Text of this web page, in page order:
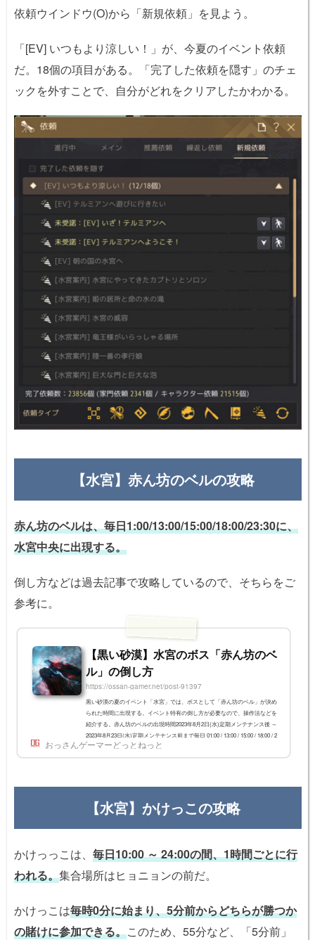
依頼ウインドウ(O)から「新規依頼」を見よう。
「[EV] いつもより涼しい！」が、今夏のイベント依頼
だ。18個の項目がある。「完了した依頼を隠す」のチェ
ックを外すことで、自分がどれをクリアしたかわかる。
【水宮】赤ん坊のベルの攻略
赤ん坊のベルは、毎日1:00/13:00/15:00/18:00/23:30に、
水宮中央に出現する。
倒し方などは過去記事で攻略しているので、そちらをご
参考に。
【黒い砂漠】水宮のボス「赤ん坊のベ
ル」の倒し方
https://ossan-gamer.net/post-91397
黒い砂漠の夏のイベント「水宮」では、ボスとして「赤ん坊のベル」が決め
られた時間に出現する。イベント特有の倒し方が必要なので、操作法などを
紹介する。赤ん坊のベルの出現時間2023年8月2日(水)定期メンテナンス後 ～
2023年8月23日(水)定期メンテナンス前まで毎日 01:00 / 13:00 / 15:00 / 18:00 / 2
3:30に出現する。 ボスとして出現予告も出る水宮への行き方まずは水宮への
行き方だ。朝の国以外の領地にいる場合、LV30以上で闇の精霊からイベント
おっさんゲーマーどっとねっと
【水宮】かけっこの攻略
かけっっこは、 毎日10:00 ～ 24:00の間、1時間ごとに行
われる。集合場所はヒョニョンの前だ。
かけっこは毎時0分に始まり、5分前からどちらが勝つか
の賭けに参加できる。このため、55分など、「5分前」